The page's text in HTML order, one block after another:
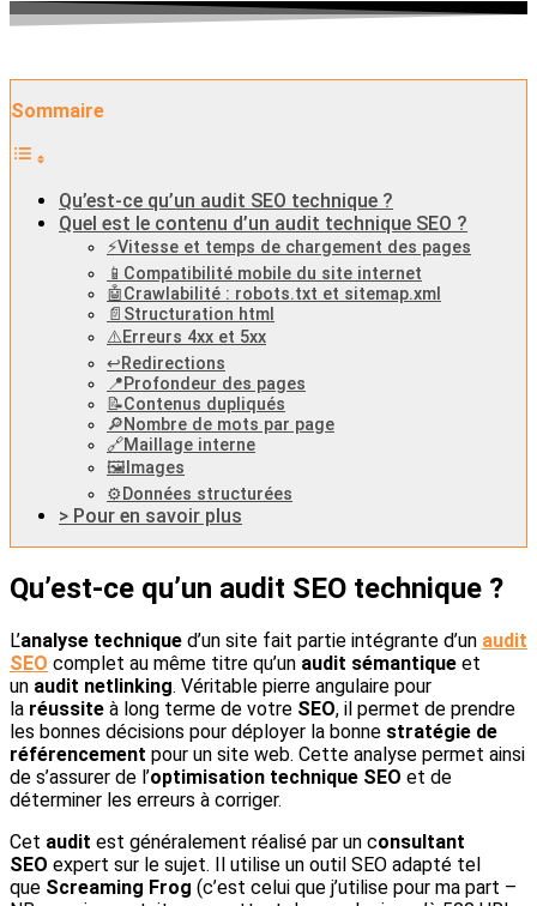
Sommaire
Qu’est-ce qu’un audit SEO technique ?
Quel est le contenu d’un audit technique SEO ?
⚡️Vitesse et temps de chargement des pages
📱Compatibilité mobile du site internet
🤖Crawlabilité : robots.txt et sitemap.xml
📄Structuration html
⚠️Erreurs 4xx et 5xx
↩️Redirections
📍Profondeur des pages
📝Contenus dupliqués
🔎Nombre de mots par page
🔗Maillage interne
🖼️Images
⚙️Données structurées
> Pour en savoir plus
Qu’est-ce qu’un audit SEO technique ?
L’analyse technique d’un site fait partie intégrante d’un audit
SEO complet au même titre qu’un audit sémantique et
un audit netlinking. Véritable pierre angulaire pour
la réussite à long terme de votre SEO, il permet de prendre
les bonnes décisions pour déployer la bonne stratégie de
référencement pour un site web. Cette analyse permet ainsi
de s’assurer de l’optimisation technique SEO et de
déterminer les erreurs à corriger.
Cet audit est généralement réalisé par un consultant
SEO expert sur le sujet. Il utilise un outil SEO adapté tel
que Screaming Frog (c’est celui que j’utilise pour ma part –